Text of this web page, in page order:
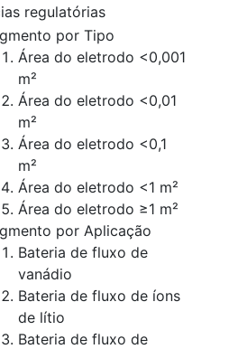
regulatórias
por Tipo
Área do eletrodo <0,001
m²
Área do eletrodo <0,01
m²
Área do eletrodo <0,1
m²
Área do eletrodo <1 m²
Área do eletrodo ≥1 m²
por Aplicação
Bateria de fluxo de
vanádio
Bateria de fluxo de íons
de lítio
Bateria de fluxo de